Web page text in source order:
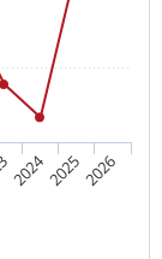
202420252026